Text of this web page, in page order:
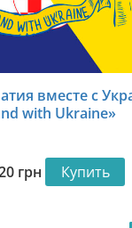
вместе с
with Ukraine»
грн Купить